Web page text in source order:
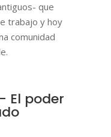
que
trabajo y hoy
comunidad
El poder